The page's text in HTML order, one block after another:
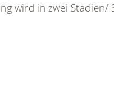
wird in zwei Stadien/